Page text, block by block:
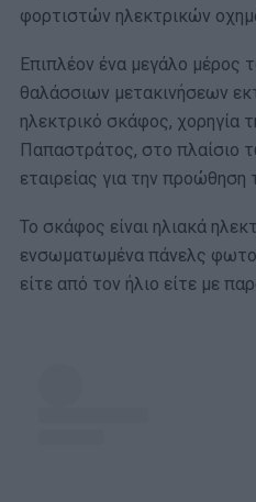
φορτιστών ηλεκτρικών
Επιπλέον ένα μεγάλο μέρος
θαλάσσιων μετακινήσεων
ηλεκτρικό σκάφος, χορηγία
Παπαστράτος, στο πλαίσιο
εταιρείας για την προώθηση
Το σκάφος είναι ηλιακά
ενσωματωμένα πάνελς
είτε από τον ήλιο είτε με